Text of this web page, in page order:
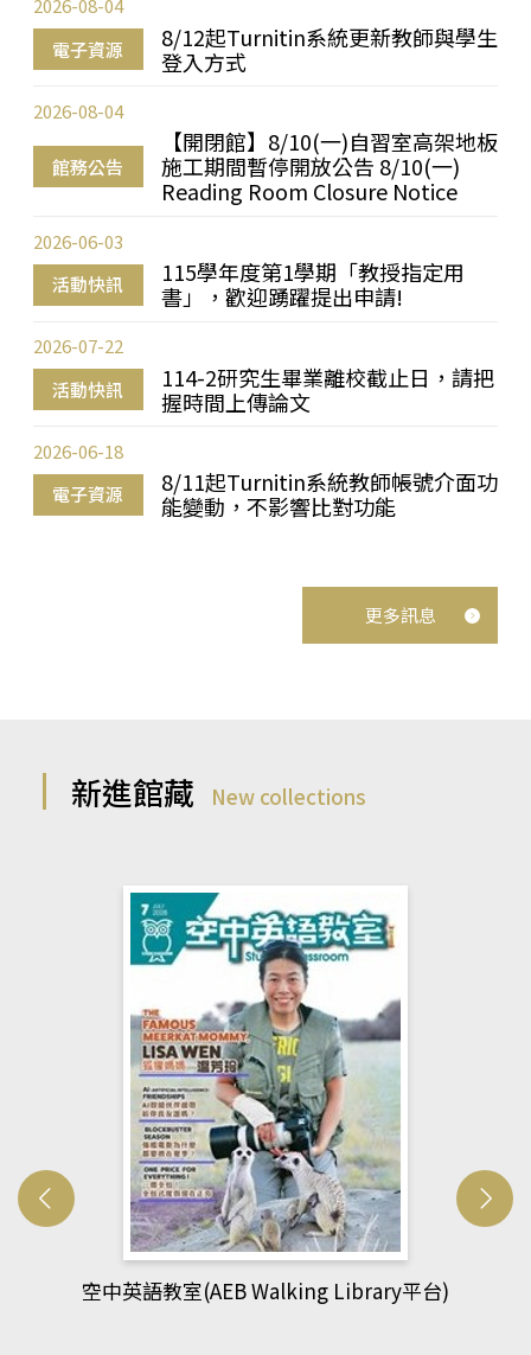
電子資源
8/12起Turnitin系統更新教師與學生
登入方式
2026-08-04
館務公告
【開閉館】8/10(一)自習室高架地板
施工期間暫停開放公告 8/10(一)
Reading Room Closure Notice
2026-08-04
活動快訊
115學年度第1學期「教授指定用
書」，歡迎踴躍提出申請!
2026-06-03
活動快訊
114-2研究生畢業離校截止日，請把
握時間上傳論文
2026-07-22
電子資源
8/11起Turnitin系統教師帳號介面功
能變動，不影響比對功能
2026-06-18
更多訊息
新進館藏 New collections
網管人(kono平台)